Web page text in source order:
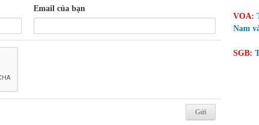
Email của bạn
VOA:
Nam
SGB: